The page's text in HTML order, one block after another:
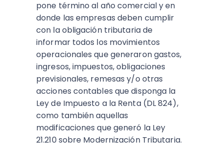
pone término al año comercial y en
donde las empresas deben cumplir
con la obligación tributaria de
informar todos los movimientos
operacionales que generaron gastos,
ingresos, impuestos, obligaciones
previsionales, remesas y/o otras
acciones contables que disponga la
Ley de Impuesto a la Renta (DL 824),
como también aquellas
modificaciones que generó la Ley
21.210 sobre Modernización Tributaria.